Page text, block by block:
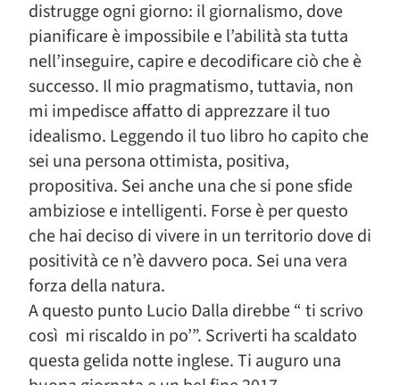
distrugge ogni giorno: il giornalismo, dove
pianificare è impossibile e l’abilità sta tutta
nell’inseguire, capire e decodificare ciò che è
successo. Il mio pragmatismo, tuttavia, non
mi impedisce affatto di apprezzare il tuo
idealismo. Leggendo il tuo libro ho capito che
sei una persona ottimista, positiva,
propositiva. Sei anche una che si pone sfide
ambiziose e intelligenti. Forse è per questo
che hai deciso di vivere in un territorio dove di
positività ce n’è davvero poca. Sei una vera
forza della natura.
A questo punto Lucio Dalla direbbe “ ti scrivo
così mi riscaldo in po’”. Scriverti ha scaldato
questa gelida notte inglese. Ti auguro una